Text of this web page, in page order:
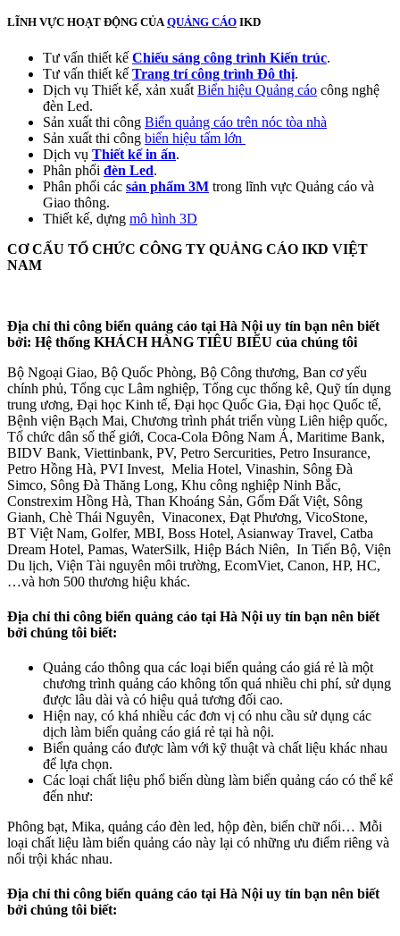
LĨNH VỰC HOẠT ĐỘNG CỦAQUẢNG CÁO IKD
Tư vấn thiết kế Chiếu sáng công trình Kiến trúc.
Tư vấn thiết kế Trang trí công trình Đô thị.
Dịch vụ Thiết kế, xản xuất Biển hiệu Quảng cáo công nghệ
đèn Led.
Sản xuất thi công Biển quảng cáo trên nóc tòa nhà
Sản xuất thi công biển hiệu tấm lớn
Dịch vụ Thiết kế in ấn.
Phân phối đèn Led.
Phân phối các sản phẩm 3M trong lĩnh vực Quảng cáo và
Giao thông.
Thiết kế, dựng mô hình 3D
CƠ CẤU TỔ CHỨC CÔNG TY QUẢNG CÁO IKD VIỆT
NAM
Địa chỉ thi công biển quảng cáo tại Hà Nội uy tín bạn nên biết
bởi: Hệ thống KHÁCH HÀNG TIÊU BIỂU của chúng tôi
Bộ Ngoại Giao, Bộ Quốc Phòng, Bộ Công thương, Ban cơ yếu
chính phủ, Tổng cục Lâm nghiệp, Tổng cục thống kê, Quỹ tín dụng
trung ương, Đại học Kinh tế, Đại học Quốc Gia, Đại học Quốc tế,
Bệnh viện Bạch Mai, Chương trình phát triển vùng Liên hiệp quốc,
Tổ chức dân số thế giới, Coca-Cola Đông Nam Á, Maritime Bank,
BIDV Bank, Viettinbank, PV, Petro Sercurities, Petro Insurance,
Petro Hồng Hà, PVI Invest, Melia Hotel, Vinashin, Sông Đà
Simco, Sông Đà Thăng Long, Khu công nghiệp Ninh Bắc,
Constrexim Hồng Hà, Than Khoáng Sản, Gốm Đất Việt, Sông
Gianh, Chè Thái Nguyên, Vinaconex, Đạt Phương, VicoStone,
BT Việt Nam, Golfer, MBI, Boss Hotel, Asianway Travel, Catba
Dream Hotel, Pamas, WaterSilk, Hiệp Bách Niên, In Tiến Bộ, Viện
Du lịch, Viện Tài nguyên môi trường, EcomViet, Canon, HP, HC,
…và hơn 500 thương hiệu khác.
Địa chỉ thi công biển quảng cáo tại Hà Nội uy tín bạn nên biết
bởi chúng tôi biết:
Quảng cáo thông qua các loại biển quảng cáo giá rẻ là một
chương trình quảng cáo không tốn quá nhiều chi phí, sử dụng
được lâu dài và có hiệu quả tương đối cao.
Hiện nay, có khá nhiều các đơn vị có nhu cầu sử dụng các
dịch làm biển quảng cáo giá rẻ tại hà nội.
Biển quảng cáo được làm với kỹ thuật và chất liệu khác nhau
để lựa chọn.
Các loại chất liệu phổ biến dùng làm biển quảng cáo có thể kể
đến như:
Phông bạt, Mika, quảng cáo đèn led, hộp đèn, biển chữ nổi… Mỗi
loại chất liệu làm biển quảng cáo này lại có những ưu điểm riêng và
nổi trội khác nhau.
Địa chỉ thi công biển quảng cáo tại Hà Nội uy tín bạn nên biết
bởi chúng tôi biết: